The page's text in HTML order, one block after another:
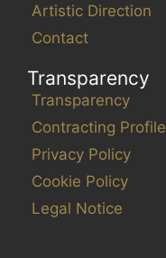
Artistic Direction
Contact
Transparency
Transparency
Contracting Profile
Privacy Policy
Cookie Policy
Legal Notice